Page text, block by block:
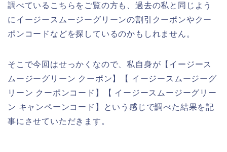
調べているこちらをご覧の方も、過去の私と同じよう
にイージースムージーグリーンの割引クーポンやクー
ポンコードなどを探しているのかもしれません。
そこで今回はせっかくなので、私自身が【イージース
ムージーグリーン クーポン】【 イージースムージーグ
リーン クーポンコード】【 イージースムージーグリー
ン キャンペーンコード】という感じで調べた結果を記
事にさせていただきます。